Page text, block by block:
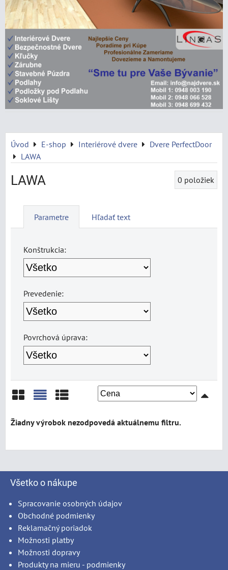
Úvod E-shop Interiérové dvere
Dvere PerfectDoor
LAWA
LAWA 0 položiek
Parametre Hľadať text
Konštrukcia:
Prevedenie:
Povrchová úprava:
Mriežka
Všetko o nákupe
Spracovanie osobných údajov
Obchodné podmienky
Reklamačný poriadok
Možnosti platby
Možnosti dopravy
Produkty na mieru - podmienky